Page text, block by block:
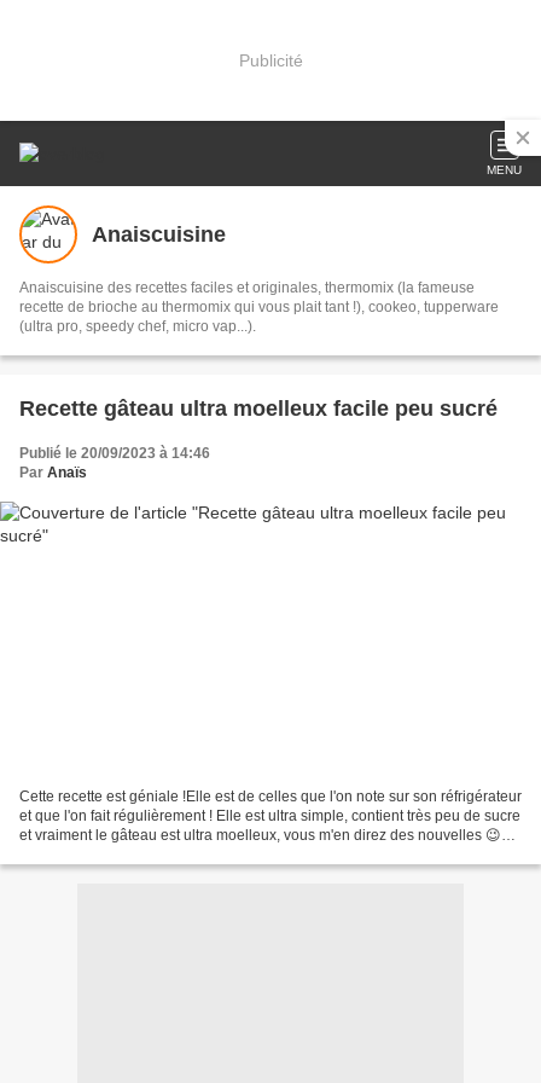
Publicité
MENU
Anaiscuisine
Anaiscuisine des recettes faciles et originales, thermomix (la fameuse
recette de brioche au thermomix qui vous plait tant !), cookeo, tupperware
(ultra pro, speedy chef, micro vap...).
Recette gâteau ultra moelleux facile peu sucré
Publié le 20/09/2023 à 14:46
Par Anaïs
Cette recette est géniale !Elle est de celles que l'on note sur son réfrigérateur
et que l'on fait régulièrement ! Elle est ultra simple, contient très peu de sucre
et vraiment le gâteau est ultra moelleux, vous m'en direz des nouvelles 😉